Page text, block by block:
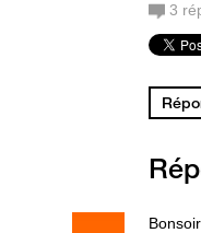
3